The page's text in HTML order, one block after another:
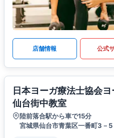
店舗情報 公式
日本ヨーガ療法士協会
仙台街中教室
陸前落合駅から車で15分
宮城県仙台市青葉区一番町3－